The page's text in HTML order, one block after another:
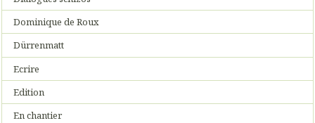
Dominique de Roux
Dürrenmatt
Ecrire
Edition
En chantier